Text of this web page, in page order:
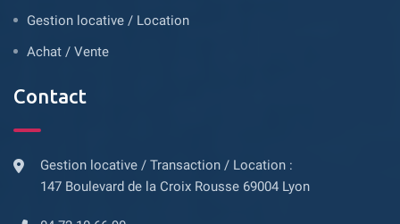
Gestion locative / Location
Achat / Vente
Contact
Gestion locative / Transaction / Location :
147 Boulevard de la Croix Rousse 69004 Lyon